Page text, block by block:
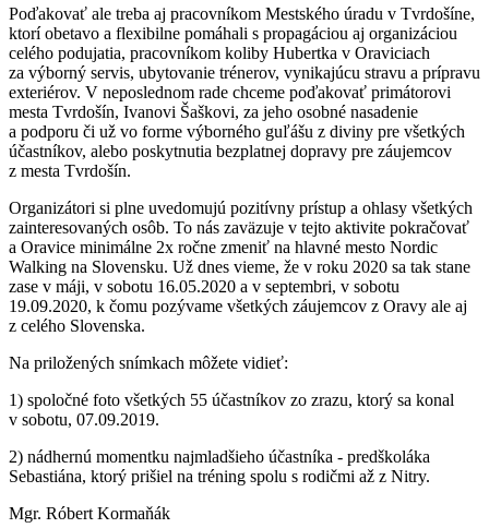
Poďakovať ale treba aj pracovníkom Mestského úradu v Tvrdošíne,
ktorí obetavo a flexibilne pomáhali s propagáciou aj organizáciou
celého podujatia, pracovníkom koliby Hubertka v Oraviciach
za výborný servis, ubytovanie trénerov, vynikajúcu stravu a prípravu
exteriérov. V neposlednom rade chceme poďakovať primátorovi
mesta Tvrdošín, Ivanovi Šaškovi, za jeho osobné nasadenie
a podporu či už vo forme výborného guľášu z diviny pre všetkých
účastníkov, alebo poskytnutia bezplatnej dopravy pre záujemcov
z mesta Tvrdošín.
Organizátori si plne uvedomujú pozitívny prístup a ohlasy všetkých
zainteresovaných osôb. To nás zaväzuje v tejto aktivite pokračovať
a Oravice minimálne 2x ročne zmeniť na hlavné mesto Nordic
Walking na Slovensku. Už dnes vieme, že v roku 2020 sa tak stane
zase v máji, v sobotu 16.05.2020 a v septembri, v sobotu
19.09.2020, k čomu pozývame všetkých záujemcov z Oravy ale aj
z celého Slovenska.
Na priložených snímkach môžete vidieť:
1) spoločné foto všetkých 55 účastníkov zo zrazu, ktorý sa konal
v sobotu, 07.09.2019.
2) nádhernú momentku najmladšieho účastníka - predškoláka
Sebastiána, ktorý prišiel na tréning spolu s rodičmi až z Nitry.
Mgr. Róbert Kormaňák